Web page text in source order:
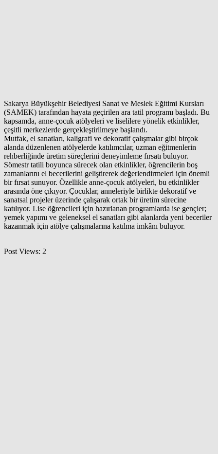
Sakarya Büyükşehir Belediyesi Sanat ve Meslek Eğitimi Kursları
(SAMEK) tarafından hayata geçirilen ara tatil programı başladı. Bu
kapsamda, anne-çocuk atölyeleri ve liselilere yönelik etkinlikler,
çeşitli merkezlerde gerçekleştirilmeye başlandı.
Mutfak, el sanatları, kaligrafi ve dekoratif çalışmalar gibi birçok
alanda düzenlenen atölyelerde katılımcılar, uzman eğitmenlerin
rehberliğinde üretim süreçlerini deneyimleme fırsatı buluyor.
Sömestr tatili boyunca sürecek olan etkinlikler, öğrencilerin boş
zamanlarını el becerilerini geliştirerek değerlendirmeleri için önemli
bir fırsat sunuyor. Özellikle anne-çocuk atölyeleri, bu etkinlikler
arasında öne çıkıyor. Çocuklar, anneleriyle birlikte dekoratif ve
sanatsal projeler üzerinde çalışarak ortak bir üretim sürecine
katılıyor. Lise öğrencileri için hazırlanan programlarda ise gençler;
yemek yapımı ve geleneksel el sanatları gibi alanlarda yeni beceriler
kazanmak için atölye çalışmalarına katılma imkânı buluyor.
Post Views: 2